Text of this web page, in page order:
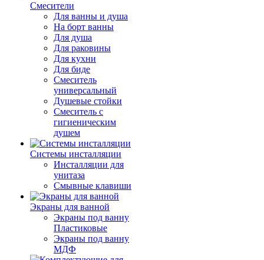
Смесители
Для ванны и душа
На борт ванны
Для душа
Для раковины
Для кухни
Для биде
Смеситель
универсальный
Душевые стойки
Смеситель с
гигиеническим
душем
Системы инсталляции
Инсталляции для
унитаза
Смывные клавиши
Экраны для ванной
Экраны под ванну
Пластиковые
Экраны под ванну
МДФ